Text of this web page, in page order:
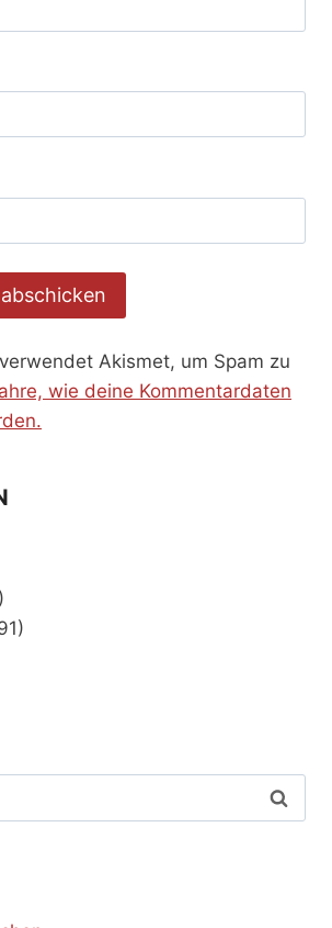
Akismet, um Spam zu
wie deine Kommentardaten